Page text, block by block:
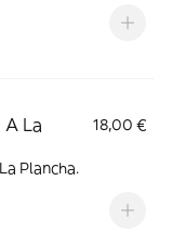
La
18,00 €
Plancha.